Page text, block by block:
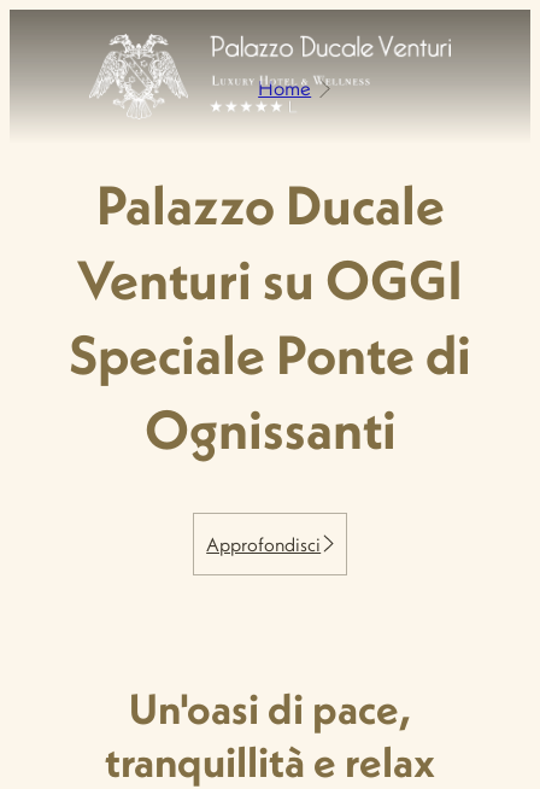
Home
Palazzo Ducale
Venturi su OGGI
Speciale Ponte di
Ognissanti
Approfondisci
Un'oasi di pace,
tranquillità e relax